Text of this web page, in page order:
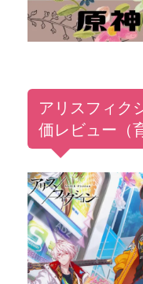
アリスフィク
価レビュー（